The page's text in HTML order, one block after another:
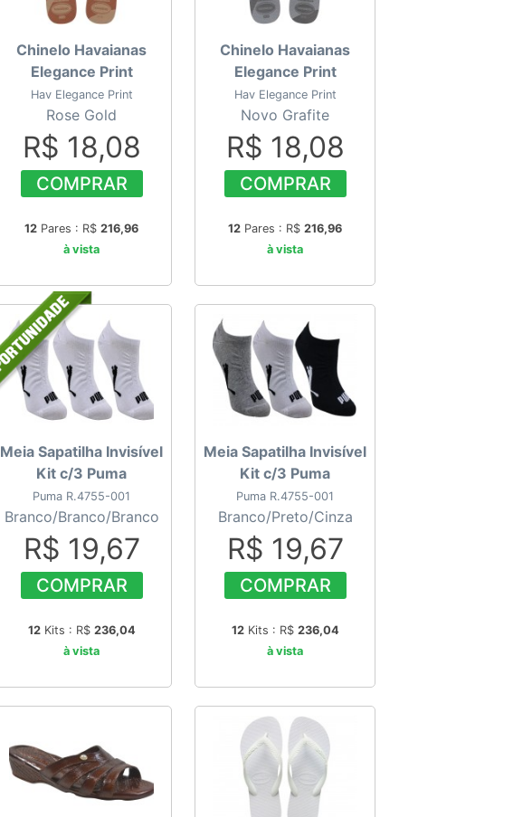
Chinelo Havaianas
Elegance Print
Hav Elegance Print
Rose Gold
R$ 18,08
COMPRAR
12 Pares : R$ 216,96
à vista
Chinelo Havaianas
Elegance Print
Hav Elegance Print
Novo Grafite
R$ 18,08
COMPRAR
12 Pares : R$ 216,96
à vista
Meia Sapatilha Invisível
Kit c/3 Puma
Puma R.4755-001
Branco/Branco/Branco
R$ 19,67
COMPRAR
12Kits : R$ 236,04
à vista
Meia Sapatilha Invisível
Kit c/3 Puma
Puma R.4755-001
Branco/Preto/Cinza
R$ 19,67
COMPRAR
12Kits : R$ 236,04
à vista